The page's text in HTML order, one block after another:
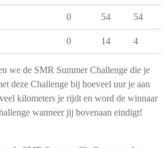
0 54 54
0 14 4
we de SMR Summer Challenge die je
deze Challenge bij hoeveel uur je aan
kilometers je rijdt en word de winnaar
wanneer jij bovenaan eindigt!